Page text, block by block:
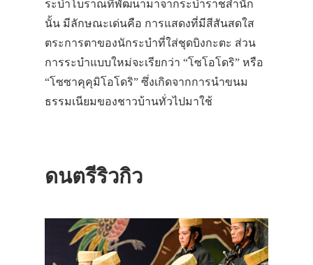
ระบำโบราณที่พัฒนามาจากระบำราชสำนัก
นั้น มีลักษณะเด่นคือ การแสดงที่มีสีสันสดใส
ตระการตาของนักระบำที่ใส่ชุดบิงกะตะ ส่วน
การระบำแบบใหม่จะเรียกว่า “โซโอโดริ” หรือ
“โซซาคุคุมิโอโดริ” ซึ่งเกิดจากการนำขนม
ธรรมเนียมของชาวบ้านทั่วไปมาใช้
ดนตรีริวกิว